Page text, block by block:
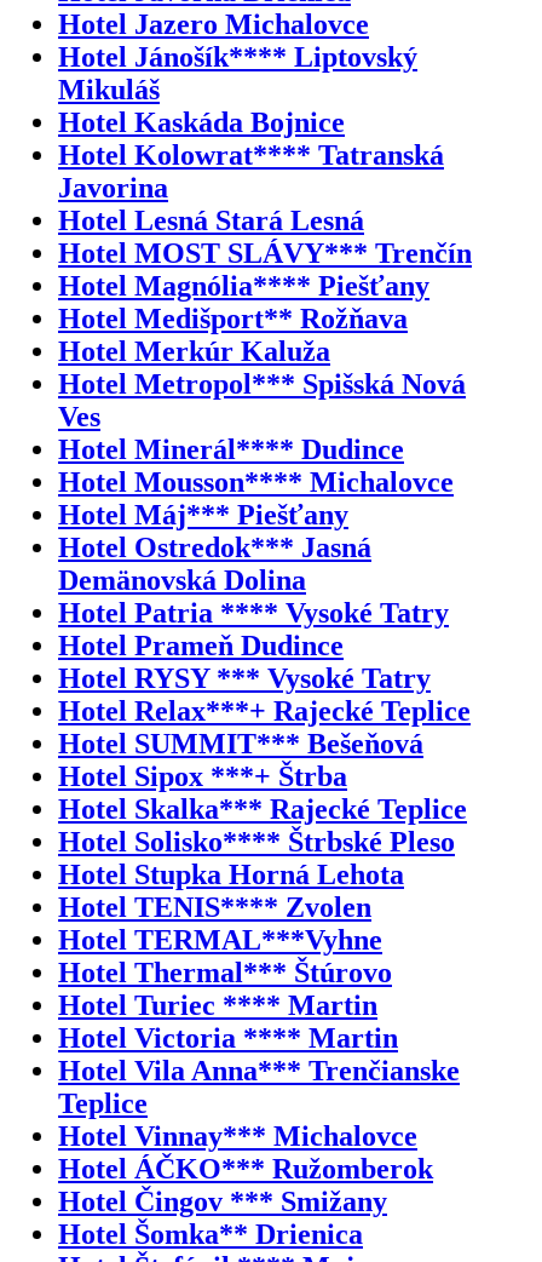
Hotel Jazero Michalovce
Hotel Jánošík**** Liptovský
Mikuláš
Hotel Kaskáda Bojnice
Hotel Kolowrat**** Tatranská
Javorina
Hotel Lesná Stará Lesná
Hotel MOST SLÁVY*** Trenčín
Hotel Magnólia**** Piešťany
Hotel Medišport** Rožňava
Hotel Merkúr Kaluža
Hotel Metropol*** Spišská Nová
Ves
Hotel Minerál**** Dudince
Hotel Mousson**** Michalovce
Hotel Máj*** Piešťany
Hotel Ostredok*** Jasná
Demänovská Dolina
Hotel Patria **** Vysoké Tatry
Hotel Prameň Dudince
Hotel RYSY *** Vysoké Tatry
Hotel Relax***+ Rajecké Teplice
Hotel SUMMIT*** Bešeňová
Hotel Sipox ***+ Štrba
Hotel Skalka*** Rajecké Teplice
Hotel Solisko**** Štrbské Pleso
Hotel Stupka Horná Lehota
Hotel TENIS**** Zvolen
Hotel TERMAL***Vyhne
Hotel Thermal*** Štúrovo
Hotel Turiec **** Martin
Hotel Victoria **** Martin
Hotel Vila Anna*** Trenčianske
Teplice
Hotel Vinnay*** Michalovce
Hotel ÁČKO*** Ružomberok
Hotel Čingov *** Smižany
Hotel Šomka** Drienica